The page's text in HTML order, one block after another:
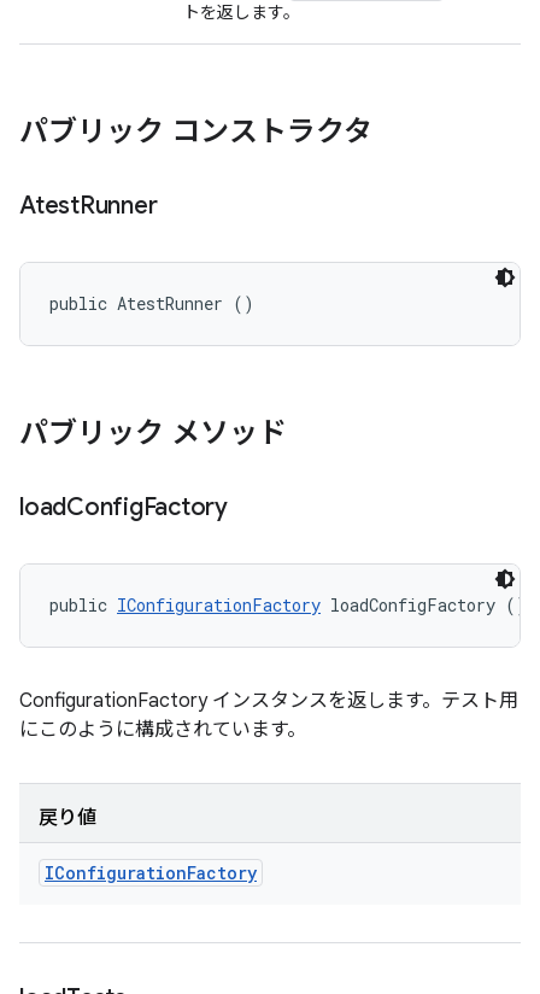
トを返します。
パブリック コンストラクタ
AtestRunner
public AtestRunner ()
パブリック メソッド
loadConfigFactory
public IConfigurationFactory loadConfigFactory ()
ConfigurationFactory インスタンスを返します。テスト用
にこのように構成されています。
戻り値
IConfigurationFactory